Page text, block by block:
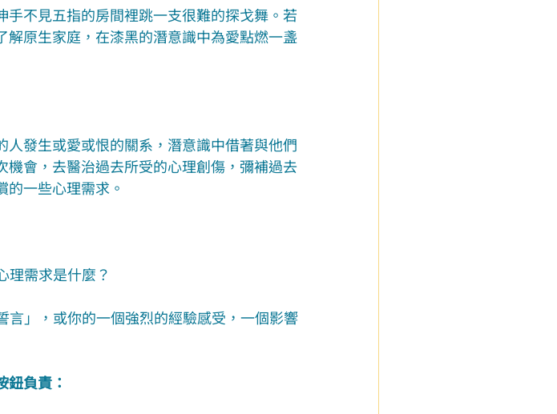
不見五指的房間裡跳一支很難的探戈舞。若
原生家庭，在漆黑的潛意識中為愛點燃一盞
發生或愛或恨的關系，潛意識中借著與他們
會，去醫治過去所受的心理創傷，彌補過去
一些心理需求。
理需求是什麼？
」，或你的一個強烈的經驗感受，一個影響
負責：